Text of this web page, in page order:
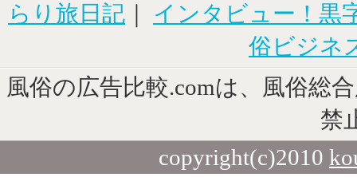
らり旅日記 ｜ インタビュー！黒
俗ビジネ
風俗の広告比較.comは、風俗総
禁
copyright(c)2010